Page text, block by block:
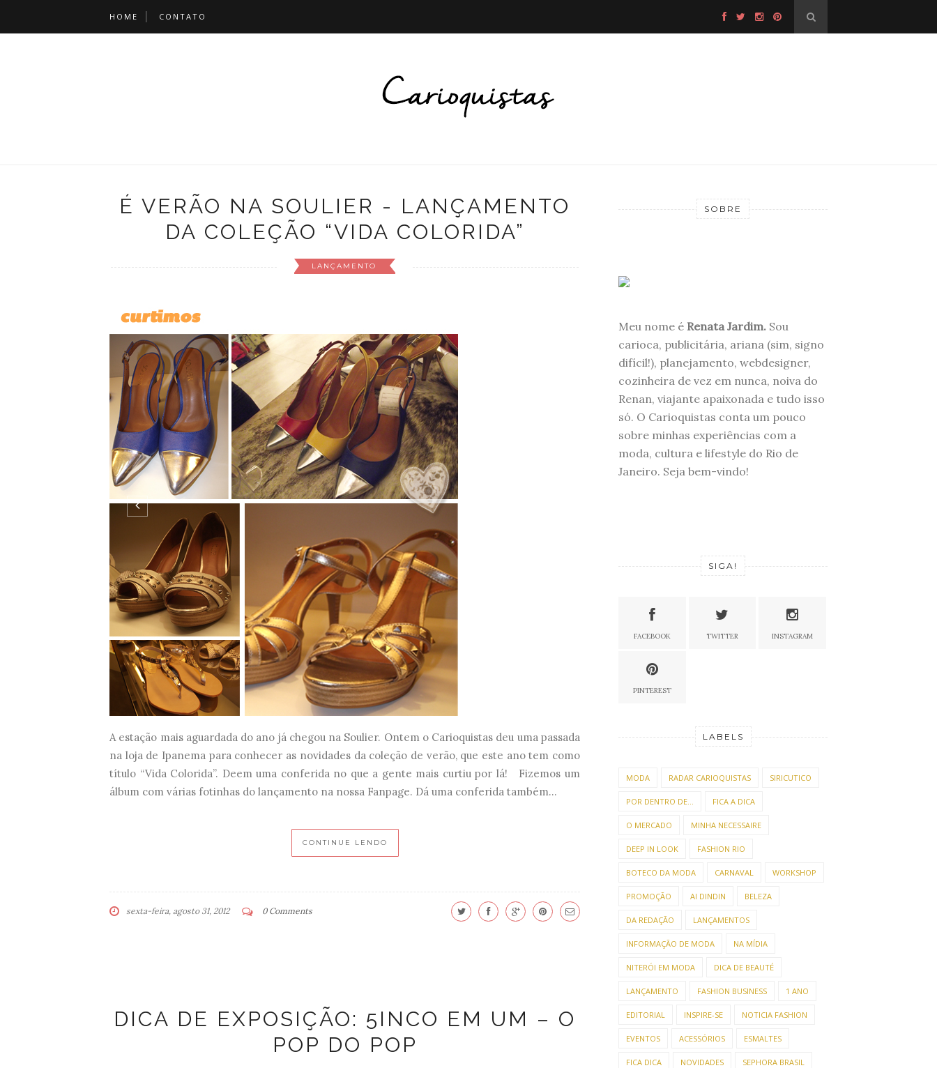
HOME CONTATO
É VERÃO NA SOULIER - LANÇAMENTO
DA COLEÇÃO “VIDA COLORIDA”
LANÇAMENTO
A estação mais aguardada do ano já chegou na Soulier. Ontem o Carioquistas deu uma passada
álbum com várias fotinhas do lançamento na nossa Fanpage. Dá uma conferida também...
0 Comments
SOBRE
Meu nome é Renata Jardim. Sou
carioca, publicitária, ariana (sim, signo
difícil!), planejamento, webdesigner,
cozinheira de vez em nunca, noiva do
Renan, viajante apaixonada e tudo isso
só. O Carioquistas conta um pouco
sobre minhas experiências com a
moda, cultura e lifestyle do Rio de
Janeiro. Seja bem-vindo!
SIGA!
FACEBOOK TWITTER INSTAGRAM
PINTEREST
LABELS
MODA RADAR CARIOQUISTAS SIRICUTICO
POR DENTRO DE... FICA A DICA
O MERCADO MINHA NECESSAIRE
DEEP IN LOOK FASHION RIO
BOTECO DA MODA CARNAVAL WORKSHOP
PROMOÇÃO AI DINDIN BELEZA
DA REDAÇÃO LANÇAMENTOS
INFORMAÇÃO DE MODA NA MÍDIA
NITERÓI EM MODA DICA DE BEAUTÉ
LANÇAMENTO FASHION BUSINESS 1 ANO
EDITORIAL INSPIRE-SE NOTICIA FASHION
EVENTOS ACESSÓRIOS ESMALTES
FICA DICA NOVIDADES SEPHORA BRASIL